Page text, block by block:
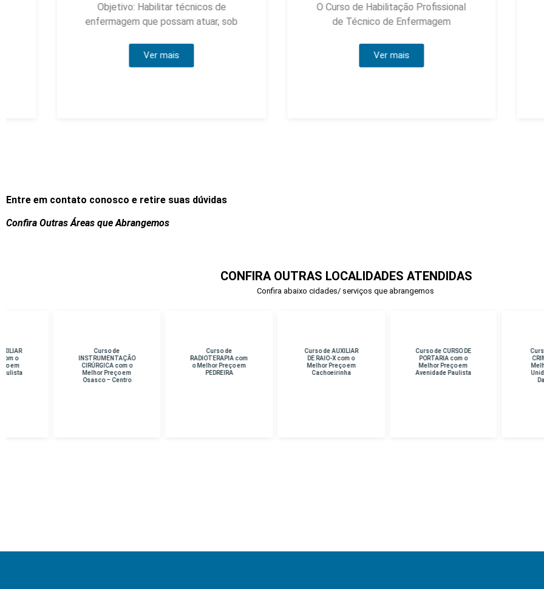
Objetivo: Habilitar técnicos de
enfermagem que possam atuar, sob
O Curso de Habilitação Profissional
de Técnico de Enfermagem
Entre em contato conosco e retire suas dúvidas
Confira Outras Áreas que Abrangemos
CONFIRA OUTRAS LOCALIDADES ATENDIDAS
Confira abaixo cidades/ serviços que abrangemos
INSTRUMENTAÇÃO
CIRÚRGICA com o
Melhor Preço em
Osasco – Centro
RADIOTERAPIA com
o Melhor Preço em
Curso de AUXILIAR
DE RAIO-X com o
Melhor Preço em
Curso de CURSO DE
PORTARIA com o
Melhor Preço em
Avenidade Paulista
Curso de PERICIA
CRIMINAL com o
Melhor Preço em
Unidade Hospital